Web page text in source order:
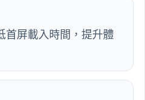
首屏載入時間，提升體